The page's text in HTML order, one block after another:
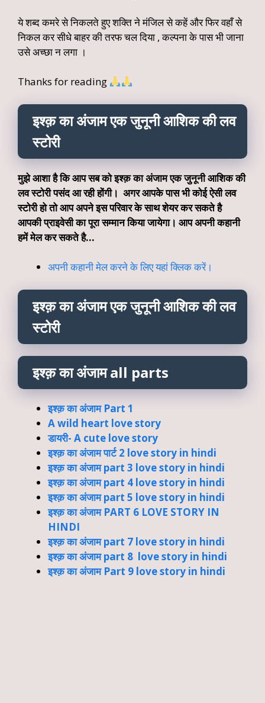
ये शब्द कमरे से निकलते हुए शक्ति ने मंजिल से कहें और फिर वहाँ से
निकल कर सीधे बाहर की तरफ चल दिया , कल्पना के पास भी जाना
उसे अच्छा न लगा ।
Thanks for reading
इश्क़ का अंजाम एक जुनूनी आशिक की लव
स्टोरी
मुझे आशा है कि आप सब को इश्क़ का अंजाम एक जुनूनी आशिक की
लव स्टोरी पसंद आ रही होंगी। अगर आपके पास भी कोई ऐसी लव
स्टोरी हो तो आप अपने इस परिवार के साथ शेयर कर सकते है
आपकी प्राइवेसी का पूरा सम्मान किया जायेगा। आप अपनी कहानी
हमें मेल कर सकते है…
अपनी कहानी मेल करने के लिए यहां क्लिक करें।
इश्क़ का अंजाम एक जुनूनी आशिक की लव
स्टोरी
इश्क़ का अंजाम all parts
इश्क़ का अंजाम Part 1
A wild heart love story
डायरी- A cute love story
इश्क़ का अंजाम पार्ट 2 love story in hindi
इश्क़ का अंजाम part 3 love story in hindi
इश्क़ का अंजाम part 4 love story in hindi
इश्क़ का अंजाम part 5 love story in hindi
इश्क़ का अंजाम PART 6 LOVE STORY IN
HINDI
इश्क़ का अंजाम part 7 love story in hindi
इश्क़ का अंजाम part 8 love story in hindi
इश्क़ का अंजाम Part 9 love story in hindi